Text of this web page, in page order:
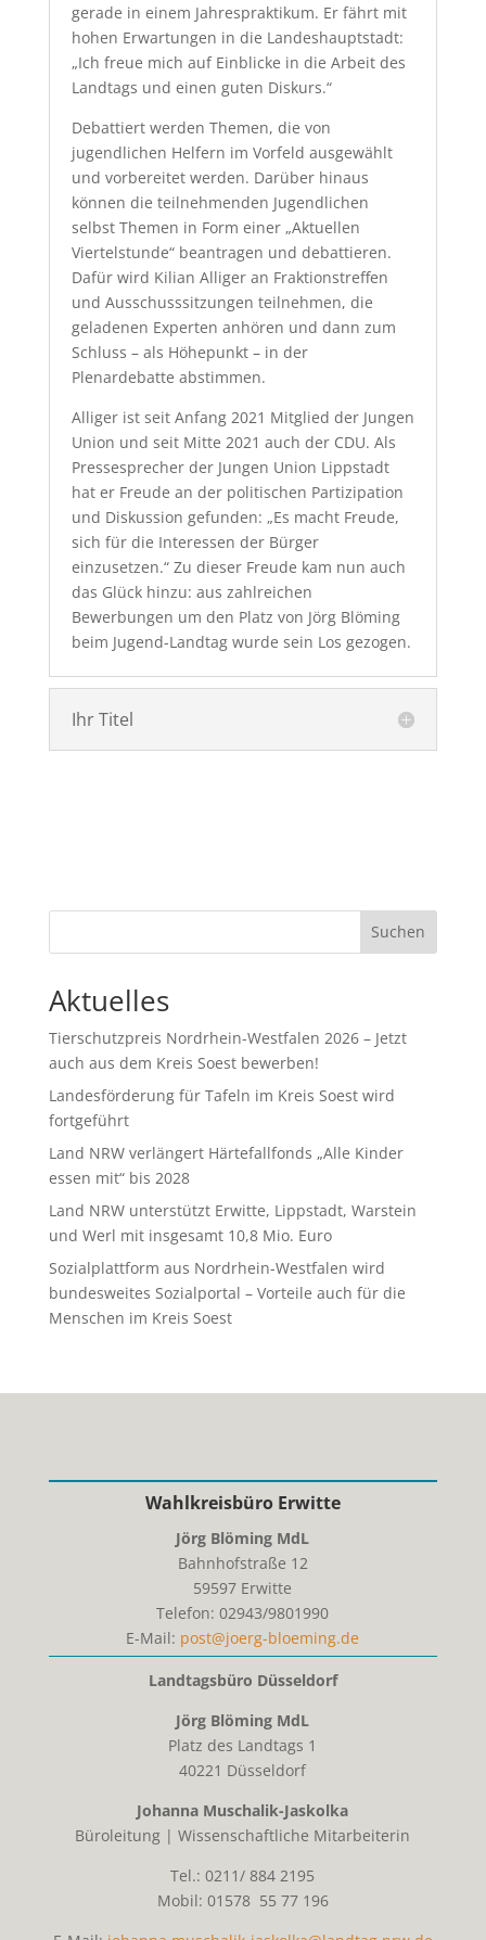
gerade in einem Jahrespraktikum. Er fährt mit
hohen Erwartungen in die Landeshauptstadt:
„Ich freue mich auf Einblicke in die Arbeit des
Landtags und einen guten Diskurs.“
Debattiert werden Themen, die von
jugendlichen Helfern im Vorfeld ausgewählt
und vorbereitet werden. Darüber hinaus
können die teilnehmenden Jugendlichen
selbst Themen in Form einer „Aktuellen
Viertelstunde“ beantragen und debattieren.
Dafür wird Kilian Alliger an Fraktionstreffen
und Ausschusssitzungen teilnehmen, die
geladenen Experten anhören und dann zum
Schluss – als Höhepunkt – in der
Plenardebatte abstimmen.
Alliger ist seit Anfang 2021 Mitglied der Jungen
Union und seit Mitte 2021 auch der CDU. Als
Pressesprecher der Jungen Union Lippstadt
hat er Freude an der politischen Partizipation
und Diskussion gefunden: „Es macht Freude,
sich für die Interessen der Bürger
einzusetzen.“ Zu dieser Freude kam nun auch
das Glück hinzu: aus zahlreichen
Bewerbungen um den Platz von Jörg Blöming
beim Jugend-Landtag wurde sein Los gezogen.
Ihr Titel
Suchen
Aktuelles
Tierschutzpreis Nordrhein-Westfalen 2026 – Jetzt
auch aus dem Kreis Soest bewerben!
Landesförderung für Tafeln im Kreis Soest wird
fortgeführt
Land NRW verlängert Härtefallfonds „Alle Kinder
essen mit“ bis 2028
Land NRW unterstützt Erwitte, Lippstadt, Warstein
und Werl mit insgesamt 10,8 Mio. Euro
Sozialplattform aus Nordrhein-Westfalen wird
bundesweites Sozialportal – Vorteile auch für die
Menschen im Kreis Soest
Wahlkreisbüro Erwitte
Jörg Blöming MdL
Bahnhofstraße 12
59597 Erwitte
Telefon: 02943/9801990
E-Mail: post@joerg-bloeming.de
Landtagsbüro Düsseldorf
Jörg Blöming MdL
Platz des Landtags 1
40221 Düsseldorf
Johanna Muschalik-Jaskolka
Büroleitung | Wissenschaftliche Mitarbeiterin
Tel.: 0211/ 884 2195
Mobil: 01578 55 77 196